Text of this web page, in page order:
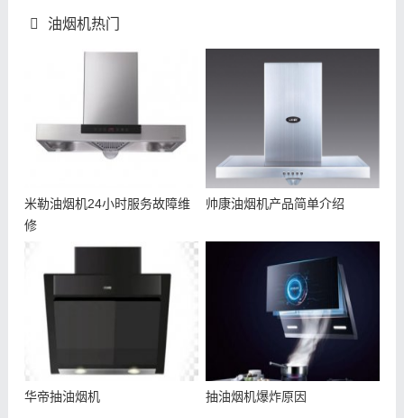
油烟机热门
米勒油烟机24小时服务故障维
修
帅康油烟机产品简单介绍
华帝抽油烟机 抽油烟机爆炸原因